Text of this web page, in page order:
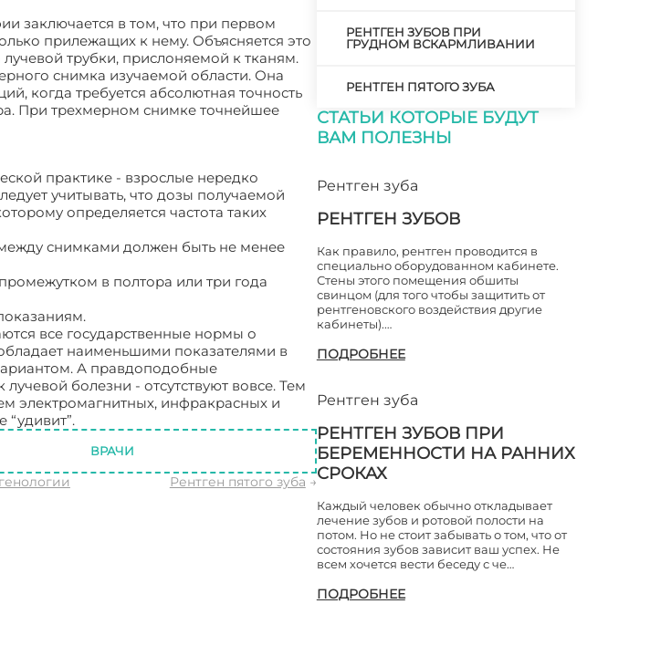
заключается в том, что при первом
прилежащих к нему. Объясняется это
трубки, прислоняемой к тканям.
снимка изучаемой области. Она
когда требуется абсолютная точность
При трехмерном снимке точнейшее
практике - взрослые нередко
учитывать, что дозы получаемой
определяется частота таких
снимками должен быть не менее
в полтора или три года
все государственные нормы о
наименьшими показателями в
А правдоподобные
болезни - отсутствуют вовсе. Тем
электромагнитных, инфракрасных и
ВРАЧИ
Рентген пятого зуба →
РЕНТГЕН ЗУБОВ ПРИ
ГРУДНОМ ВСКАРМЛИВАНИИ
РЕНТГЕН ПЯТОГО ЗУБА
СТАТЬИ КОТОРЫЕ БУДУТ
ВАМ ПОЛЕЗНЫ
Рентген зуба
РЕНТГЕН ЗУБОВ
Как правило, рентген проводится в
специально оборудованном кабинете.
Стены этого помещения обшиты
свинцом (для того чтобы защитить от
рентгеновского воздействия другие
кабинеты).…
ПОДРОБНЕЕ
Рентген зуба
РЕНТГЕН ЗУБОВ ПРИ
БЕРЕМЕННОСТИ НА РАННИХ
СРОКАХ
Каждый человек обычно откладывает
лечение зубов и ротовой полости на
потом. Но не стоит забывать о том, что от
состояния зубов зависит ваш успех. Не
всем хочется вести беседу с че…
ПОДРОБНЕЕ